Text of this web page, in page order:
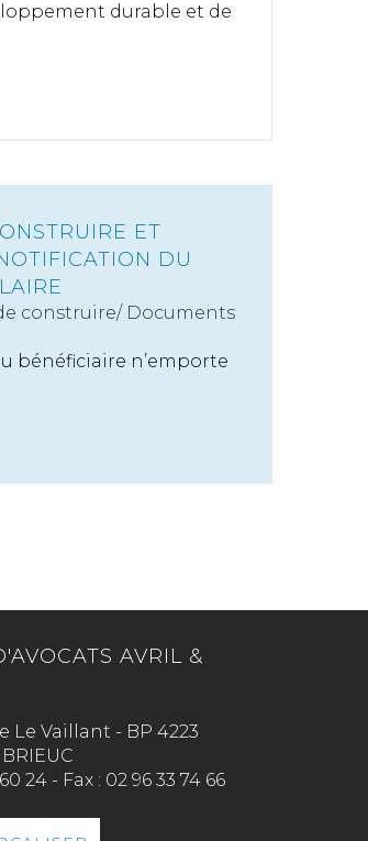
durable et de
ET
DU
construire/ Documents
bénéficiaire n’emporte
AVRIL &
Le Vaillant - BP 4223
24 - Fax : 02 96 33 74 66